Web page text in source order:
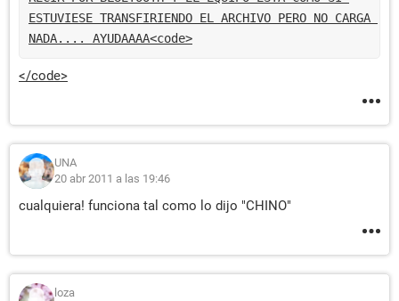
ESTUVIESE TRANSFIRIENDO EL ARCHIVO PERO NO CARGA
NADA.... AYUDAAAA<code>
</code>
UNA
20 abr 2011 a las 19:46
cualquiera! funciona tal como lo dijo "CHINO"
loza